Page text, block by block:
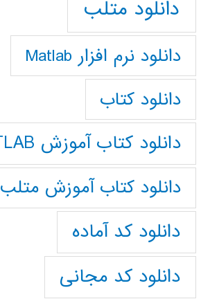
دانلود متلب
دانلود نرم افزار Matlab
دانلود کتاب
دانلود کتاب آموزش MATLAB
دانلود کتاب آموزش متلب
دانلود کد آماده
دانلود کد مجانی